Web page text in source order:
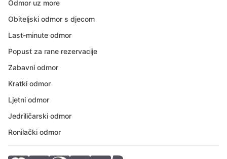
Odmor uz more
Obiteljski odmor s djecom
Last-minute odmor
Popust za rane rezervacije
Zabavni odmor
Kratki odmor
Ljetni odmor
Jedriličarski odmor
Ronilački odmor